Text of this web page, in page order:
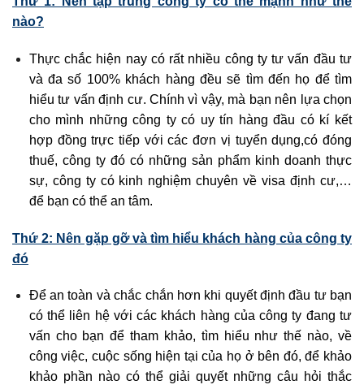
nào?
Thực chắc hiện nay có rất nhiều công ty tư vấn đầu tư
và đa số 100% khách hàng đều sẽ tìm đến họ để tìm
hiểu tư vấn định cư. Chính vì vậy, mà bạn nên lựa chọn
cho mình những công ty có uy tín hàng đầu có kí kết
hợp đồng trực tiếp với các đơn vị tuyển dụng,có đóng
thuế, công ty đó có những sản phẩm kinh doanh thực
sự, công ty có kinh nghiệm chuyên về visa định cư,…
để bạn có thể an tâm.
Thứ 2: Nên gặp gỡ và tìm hiểu khách hàng của công ty
đó
Để an toàn và chắc chắn hơn khi quyết định đầu tư bạn
có thể liên hệ với các khách hàng của công ty đang tư
vấn cho bạn để tham khảo, tìm hiểu như thế nào, về
công việc, cuộc sống hiện tại của họ ở bên đó, để khảo
khảo phần nào có thể giải quyết những câu hỏi thắc